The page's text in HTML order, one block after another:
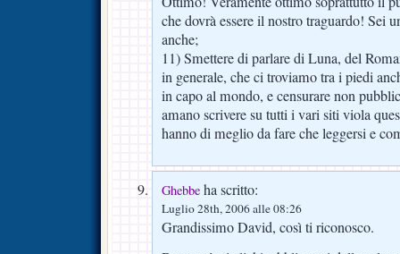
che dovrà essere il nostro traguardo! Sei
anche;
11) Smettere di parlare di Luna, del
in generale, che ci troviamo tra i piedi
in capo al mondo, e censurare non
amano scrivere su tutti i vari siti viola
hanno di meglio da fare che leggersi e
Ghebbe ha scritto:
Luglio 28th, 2006 alle 08:26
Grandissimo David, così ti riconosco.